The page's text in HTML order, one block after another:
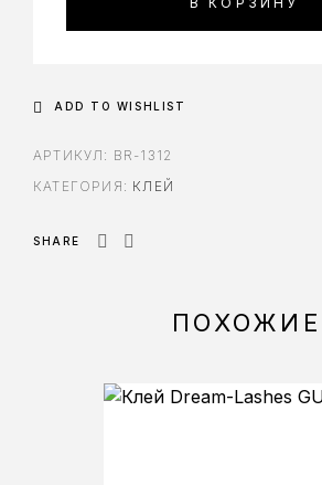
ADD TO WISHLIST
АРТИКУЛ: BR-1312
КАТЕГОРИЯ: КЛЕЙ
SHARE
ПОХОЖИЕ